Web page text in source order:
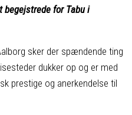
for Tabu i
sker der spændende ting
dukker op og er med
prestige og anerkendelse til